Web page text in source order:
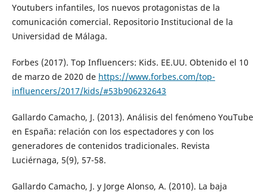
Youtubers infantiles, los nuevos protagonistas de la
comunicación comercial. Repositorio Institucional de la
Universidad de Málaga.
Forbes (2017). Top Influencers: Kids. EE.UU. Obtenido el 10
de marzo de 2020 de https://www.forbes.com/top-
influencers/2017/kids/#53b906232643
Gallardo Camacho, J. (2013). Análisis del fenómeno YouTube
en España: relación con los espectadores y con los
generadores de contenidos tradicionales. Revista
Luciérnaga, 5(9), 57-58.
Gallardo Camacho, J. y Jorge Alonso, A. (2010). La baja